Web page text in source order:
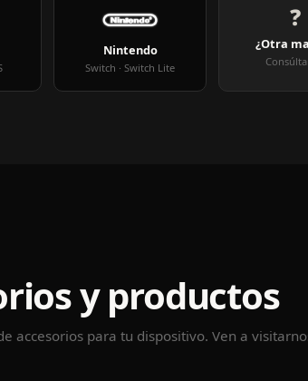
Nintendo
Switch · Switch Lite
❓
¿Otra
y productos
accesorios para tu dispositivo. Ven a